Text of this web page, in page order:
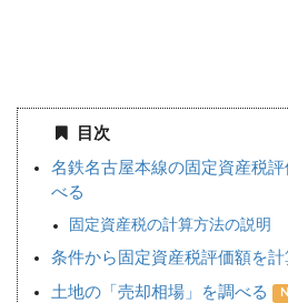
目次
名鉄名古屋本線の固定資産税
べる
固定資産税の計算方法の説明
条件から固定資産税評価額を計
土地の「売却相場」を調べる